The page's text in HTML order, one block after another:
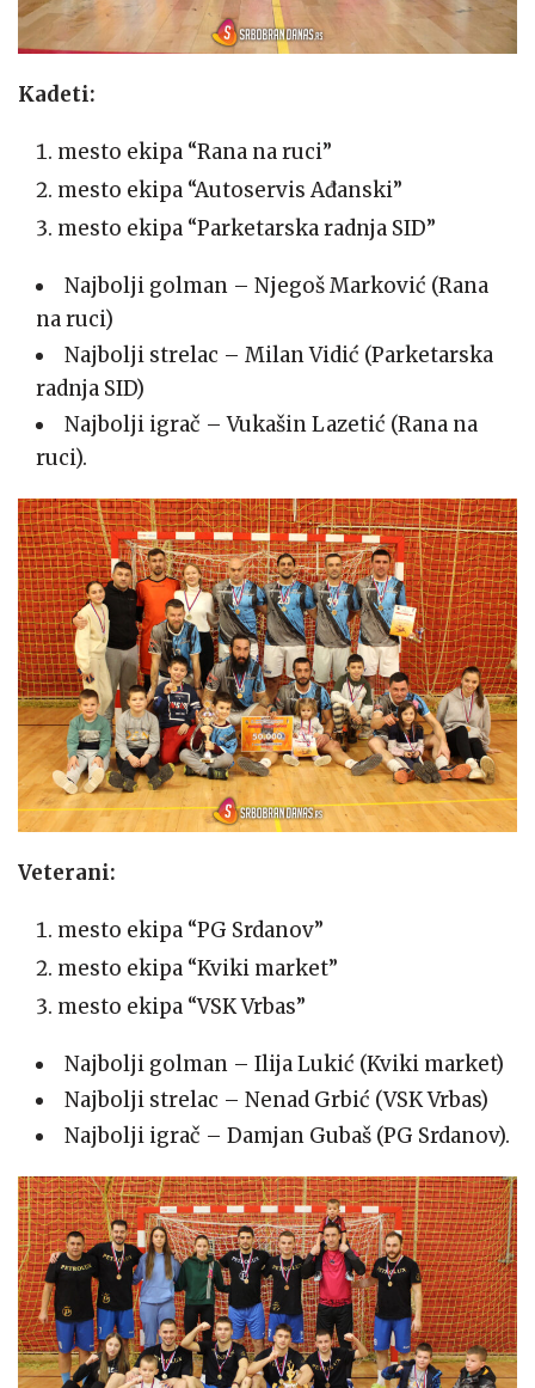
Kadeti:
mesto ekipa “Rana na ruci”
mesto ekipa “Autoservis Ađanski”
mesto ekipa “Parketarska radnja SID”
Najbolji golman – Njegoš Marković (Rana
na ruci)
Najbolji strelac – Milan Vidić (Parketarska
radnja SID)
Najbolji igrač – Vukašin Lazetić (Rana na
ruci).
Veterani:
mesto ekipa “PG Srdanov”
mesto ekipa “Kviki market”
mesto ekipa “VSK Vrbas”
Najbolji golman – Ilija Lukić (Kviki market)
Najbolji strelac – Nenad Grbić (VSK Vrbas)
Najbolji igrač – Damjan Gubaš (PG Srdanov).